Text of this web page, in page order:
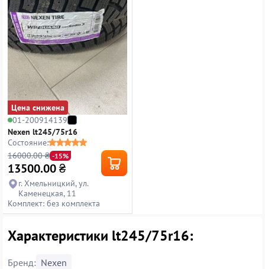
Цена снижена
01-200914139
Nexen lt245/75r16
Состояние:
16000.00 ₴ -15%
13500.00₴
г. Хмельницкий, ул.
Каменецкая, 11
Комплект: без комплекта
Характеристики lt245/75r16:
Бренд: Nexen